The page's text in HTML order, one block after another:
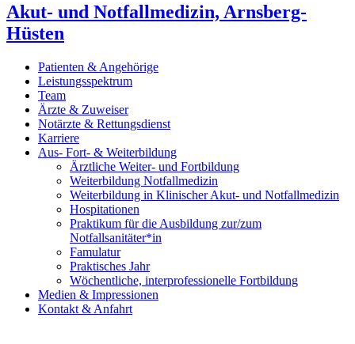
Akut- und Notfallmedizin, Arnsberg-
Hüsten
Patienten & Angehörige
Leistungsspektrum
Team
Ärzte & Zuweiser
Notärzte & Rettungsdienst
Karriere
Aus- Fort- & Weiterbildung
Ärztliche Weiter- und Fortbildung
Weiterbildung Notfallmedizin
Weiterbildung in Klinischer Akut- und Notfallmedizin
Hospitationen
Praktikum für die Ausbildung zur/zum
Notfallsanitäter*in
Famulatur
Praktisches Jahr
Wöchentliche, interprofessionelle Fortbildung
Medien & Impressionen
Kontakt & Anfahrt